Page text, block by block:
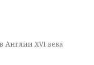
Англии XVI века